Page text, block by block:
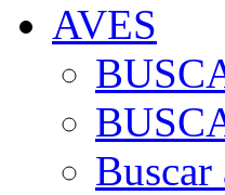
AVES
Buscar